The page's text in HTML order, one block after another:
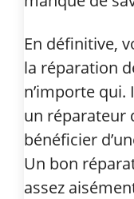
En définitive,
la réparation
n’importe
un réparateur
bénéficier
Un bon
assez